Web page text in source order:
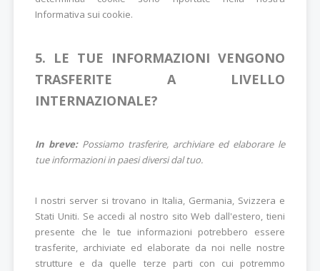
Informativa sui cookie.
5. LE TUE INFORMAZIONI VENGONO
TRASFERITE A LIVELLO
INTERNAZIONALE?
In breve:Possiamo trasferire, archiviare ed elaborare le
tue informazioni in paesi diversi dal tuo.
I nostri server si trovano in Italia, Germania, Svizzera e
Stati Uniti. Se accedi al nostro sito Web dall'estero, tieni
presente che le tue informazioni potrebbero essere
trasferite, archiviate ed elaborate da noi nelle nostre
strutture e da quelle terze parti con cui potremmo